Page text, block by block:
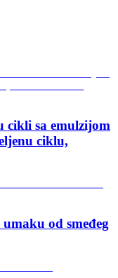
cikli sa emulzijom
ciklu,
od smeđeg